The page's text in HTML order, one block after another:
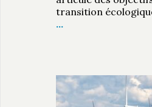
transition
…